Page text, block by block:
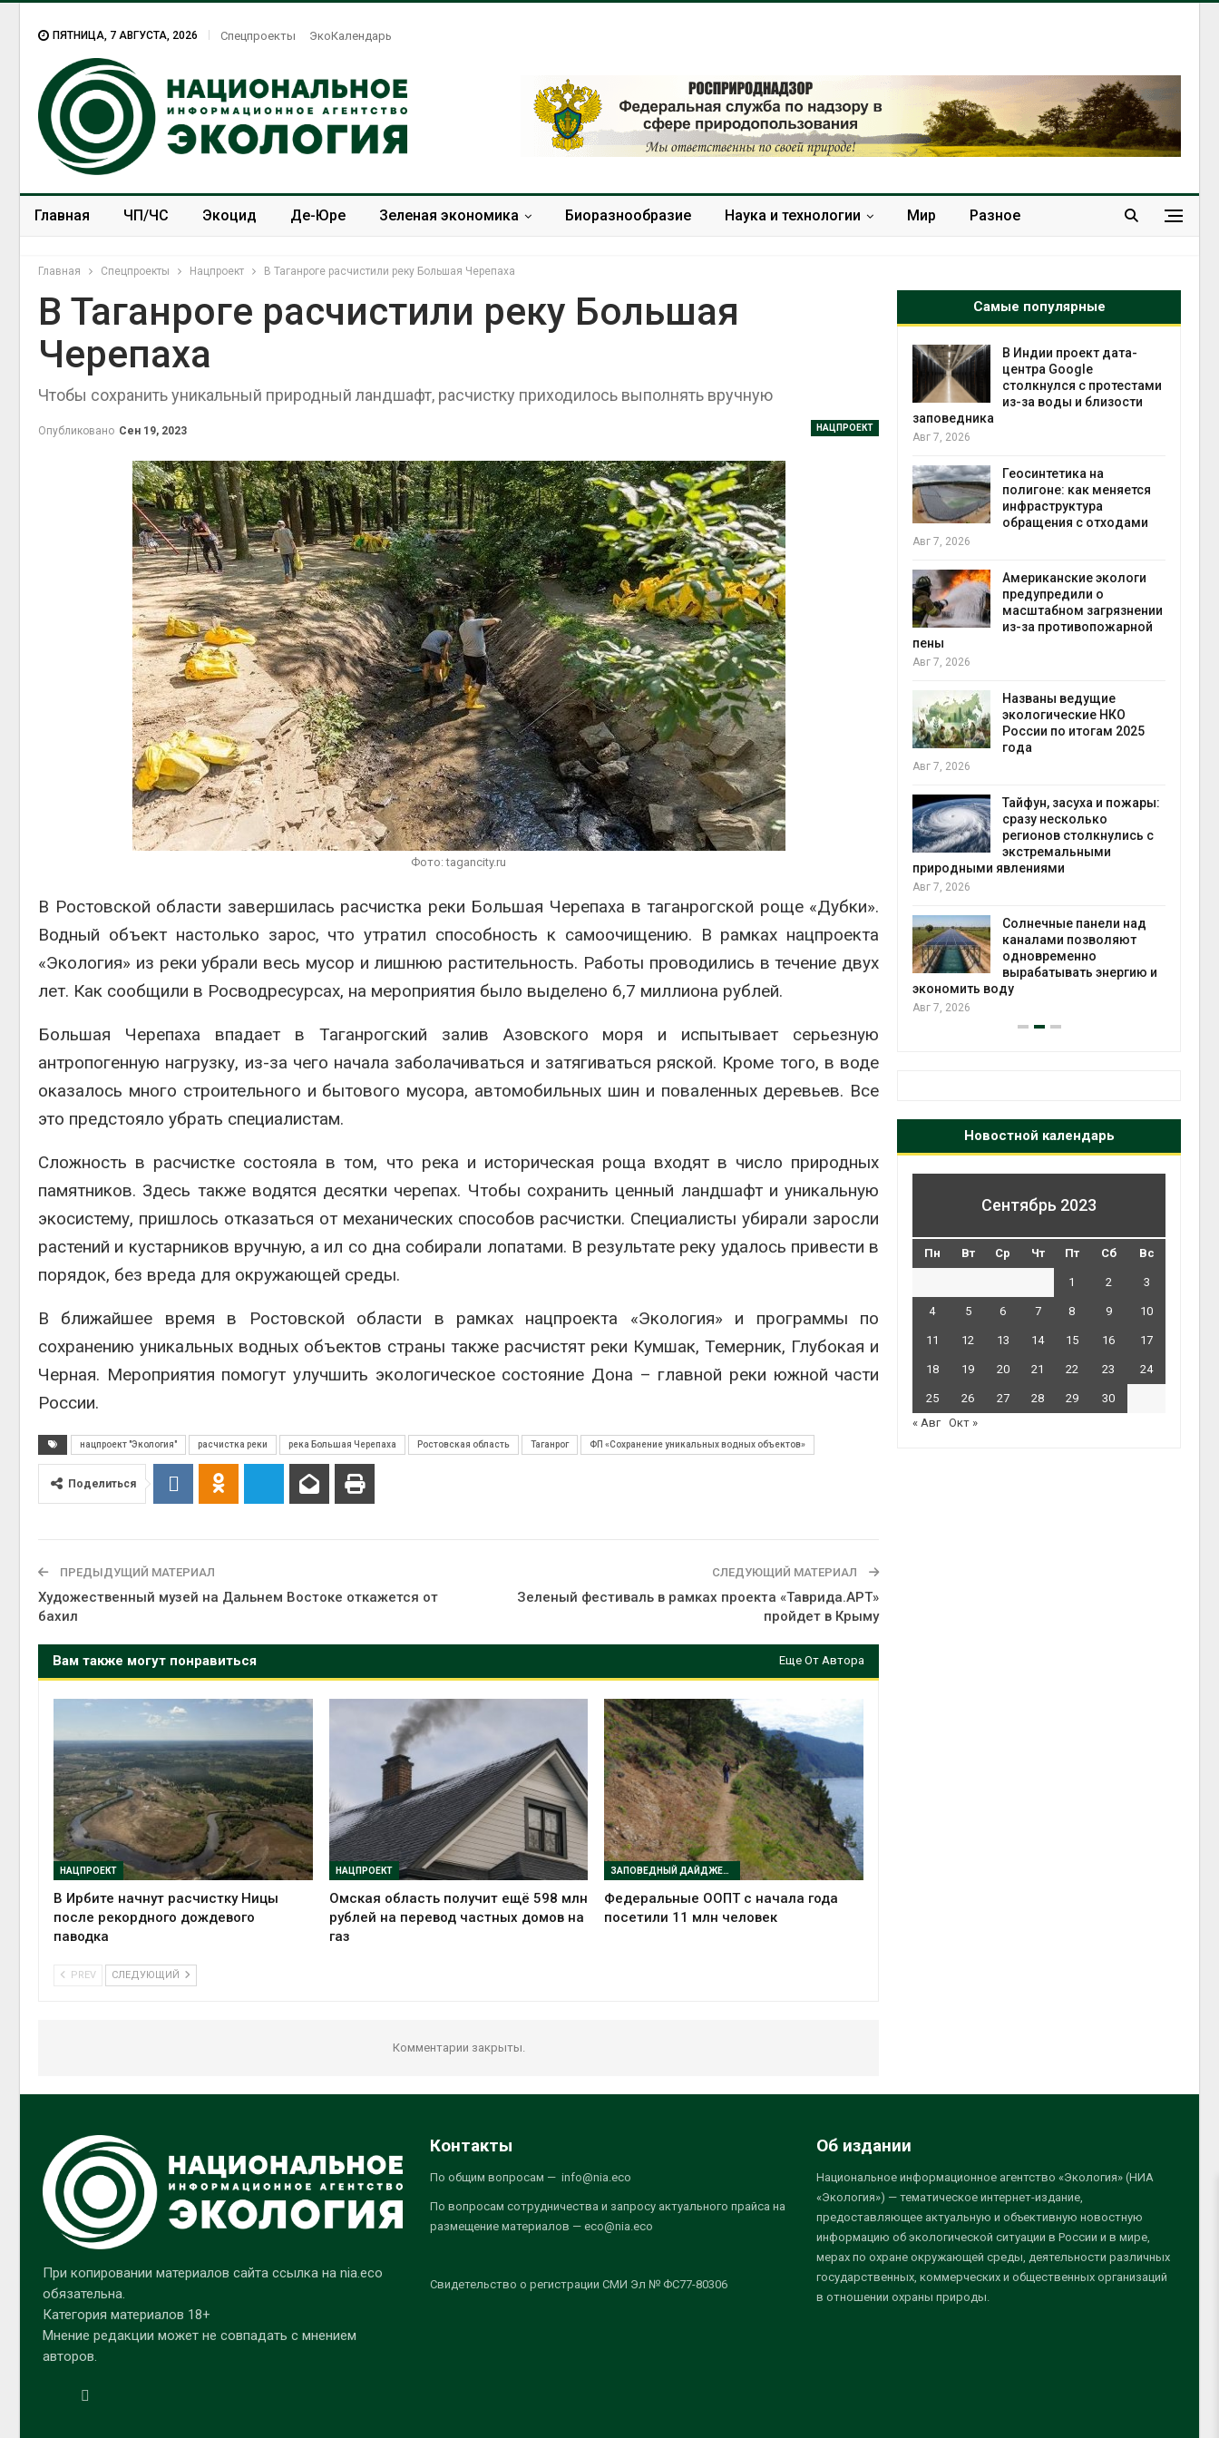
ПЯТНИЦА, 7 АВГУСТА, 2026 Спецпроекты ЭкоКалендарь
Главная ЧП/ЧС Экоцид Де-Юре Зеленая экономика Биоразнообразие Наука и технологии Мир Разное
Главная Спецпроекты Нацпроект В Таганроге расчистили реку Большая Черепаха
В Таганроге расчистили реку Большая
Черепаха
Чтобы сохранить уникальный природный ландшафт, расчистку приходилось выполнять вручную
НАЦПРОЕКТ
Опубликовано Сен 19, 2023
Фото: tagancity.ru
В Ростовской области завершилась расчистка реки Большая Черепаха в таганрогской роще «Дубки».
Водный объект настолько зарос, что утратил способность к самоочищению. В рамках нацпроекта
«Экология» из реки убрали весь мусор и лишнюю растительность. Работы проводились в течение двух
лет. Как сообщили в Росводресурсах, на мероприятия было выделено 6,7 миллиона рублей.
Большая Черепаха впадает в Таганрогский залив Азовского моря и испытывает серьезную
антропогенную нагрузку, из-за чего начала заболачиваться и затягиваться ряской. Кроме того, в воде
оказалось много строительного и бытового мусора, автомобильных шин и поваленных деревьев. Все
это предстояло убрать специалистам.
Сложность в расчистке состояла в том, что река и историческая роща входят в число природных
памятников. Здесь также водятся десятки черепах. Чтобы сохранить ценный ландшафт и уникальную
экосистему, пришлось отказаться от механических способов расчистки. Специалисты убирали заросли
растений и кустарников вручную, а ил со дна собирали лопатами. В результате реку удалось привести в
порядок, без вреда для окружающей среды.
В ближайшее время в Ростовской области в рамках нацпроекта «Экология» и программы по
сохранению уникальных водных объектов страны также расчистят реки Кумшак, Темерник, Глубокая и
Черная. Мероприятия помогут улучшить экологическое состояние Дона – главной реки южной части
России.
нацпроект "Экология" расчистка реки река Большая Черепаха Ростовская область Таганрог ФП «Сохранение уникальных водных объектов»
Поделиться
ПРЕДЫДУЩИЙ МАТЕРИАЛ
Художественный музей на Дальнем Востоке откажется от
бахил
СЛЕДУЮЩИЙ МАТЕРИАЛ
Зеленый фестиваль в рамках проекта «Таврида.АРТ»
пройдет в Крыму
Вам также могут понравиться Еще От Автора
НАЦПРОЕКТ
В Ирбите начнут расчистку Ницы
после рекордного дождевого
паводка
НАЦПРОЕКТ
Омская область получит ещё 598 млн
рублей на перевод частных домов на
газ
ЗАПОВЕДНЫЙ ДАЙДЖЕСТ
Федеральные ООПТ с начала года
посетили 11 млн человек
PREV СЛЕДУЮЩИЙ
Комментарии закрыты.
Самые популярные
Авг 7, 2026
строительство мусорных
объектов и уборку
контейнерных площадок
Авг 7, 2026
Панамский канал вновь
ограничивает загрузку
судов из-за дефицита
пресной воды
Авг 6, 2026
В китайской провинции
Шэньси из-за паводков
эвакуировали более 140
тыс. человек
Авг 6, 2026
МЕГА и ВкусВилл
установили
экообменники для сбора
вторсырья
Авг 6, 2026
из воздуха с помощью
Авг 6, 2026
спроса со стороны ИИ
водохранилища Волги и
Камы в августе может
превысить норму почти в
полтора раза
Авг 7, 2026
Евросоюз потребовал
увеличить вложения в
защиту природы на фоне
роста ущерба от пожаров
Авг 7, 2026
Дом из старых шин
может обходиться без
кондиционера и почти
без отопления
Авг 7, 2026
Камчатские северные
олени набирают вес
перед осенней миграцией
Авг 7, 2026
Нижнего Новгорода
В Индии проект дата-
центра Google
столкнулся с протестами
из-за воды и близости
заповедника
Авг 7, 2026
Геосинтетика на
полигоне: как меняется
инфраструктура
обращения с отходами
Авг 7, 2026
Американские экологи
предупредили о
масштабном загрязнении
из-за противопожарной
пены
Авг 7, 2026
Названы ведущие
экологические НКО
России по итогам 2025
года
Авг 7, 2026
Тайфун, засуха и пожары:
сразу несколько
регионов столкнулись с
экстремальными
природными явлениями
Авг 7, 2026
Солнечные панели над
каналами позволяют
одновременно
вырабатывать энергию и
экономить воду
Авг 7, 2026
Новостной календарь
Сентябрь 2023
Пн Вт Ср Чт Пт Сб Вс
1 2 3
4 5 6 7 8 9 10
11 12 13 14 15 16 17
18 19 20 21 22 23 24
25 26 27 28 29
30
« Авг Окт »
При копировании материалов сайта ссылка на nia.eco
обязательна.
Категория материалов 18+
Мнение редакции может не совпадать с мнением
авторов.
Контакты
По общим вопросам — info@nia.eco
По вопросам сотрудничества и запросу актуального прайса на
размещение материалов — eco@nia.eco
Свидетельство о регистрации СМИ Эл № ФС77-80306
Об издании
Национальное информационное агентство «Экология» (НИА
«Экология») — тематическое интернет-издание,
предоставляющее актуальную и объективную новостную
информацию об экологической ситуации в России и в мире,
мерах по охране окружающей среды, деятельности различных
государственных, коммерческих и общественных организаций
в отношении охраны природы.